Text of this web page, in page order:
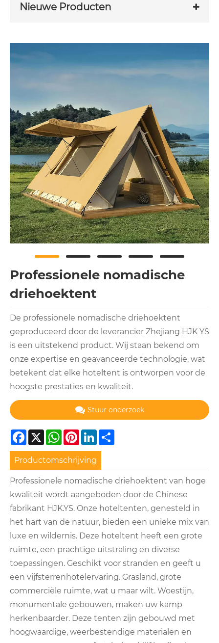
Nieuwe Producten
Professionele nomadische
driehoektent
De professionele nomadische driehoektent
geproduceerd door de leverancier Zhejiang HJK YS
is een uitstekend product. Wij staan ​​bekend om
onze expertise en geavanceerde technologie, wat
betekent dat elke hoteltent is ontworpen voor de
hoogste prestaties en kwaliteit.
Stuur onderzoek
Facebook
X WhatsApp
Pinterest
LinkedIn
Productomschrijving
Professionele nomadische driehoektent van hoge
kwaliteit wordt aangeboden door de Chinese
fabrikant HJK.YS. Onze hoteltenten, genesteld in
het hart van de natuur, bieden een unieke mix van
luxe en wildernis. Deze hoteltent heeft een grote
ruimte, een prachtige uitstraling en diverse
toepassingen. Geschikt voor stranden en geeft u
een vijfsterrenhotelervaring. Grasland, grote
commerciële ruimte, wat u maar wilt. Woestijn,
monumentale gebouwen, maken uw kamp
herkenbaarder. Deze tenten zijn gebouwd met
hoogwaardige, weerbestendige materialen en